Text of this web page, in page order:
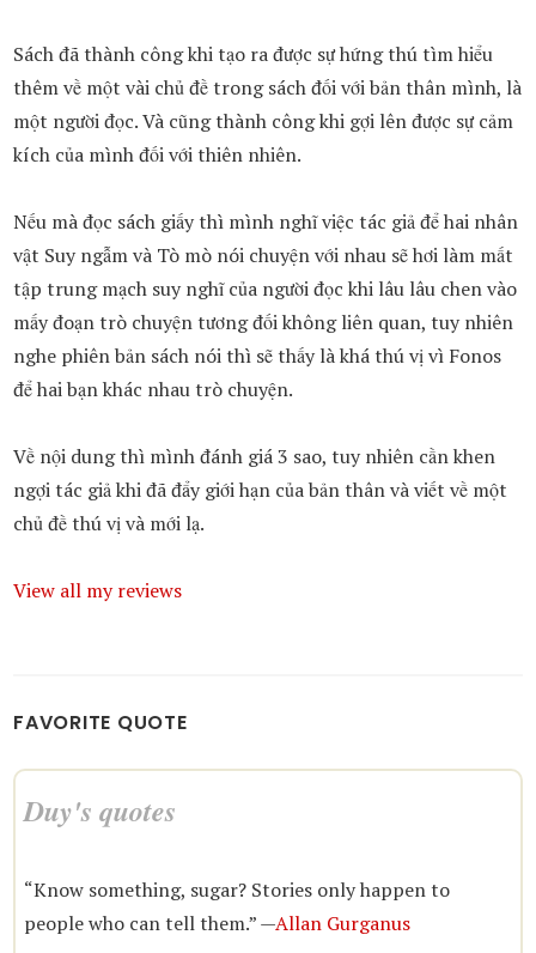
Sách đã thành công khi tạo ra được sự hứng thú tìm hiểu
thêm về một vài chủ đề trong sách đối với bản thân mình, là
một người đọc. Và cũng thành công khi gợi lên được sự cảm
kích của mình đối với thiên nhiên.
Nếu mà đọc sách giấy thì mình nghĩ việc tác giả để hai nhân
vật Suy ngẫm và Tò mò nói chuyện với nhau sẽ hơi làm mất
tập trung mạch suy nghĩ của người đọc khi lâu lâu chen vào
mấy đoạn trò chuyện tương đối không liên quan, tuy nhiên
nghe phiên bản sách nói thì sẽ thấy là khá thú vị vì Fonos
để hai bạn khác nhau trò chuyện.
Về nội dung thì mình đánh giá 3 sao, tuy nhiên cần khen
ngợi tác giả khi đã đẩy giới hạn của bản thân và viết về một
chủ đề thú vị và mới lạ.
View all my reviews
FAVORITE QUOTE
Duy's quotes
“Know something, sugar? Stories only happen to
people who can tell them.” —Allan Gurganus